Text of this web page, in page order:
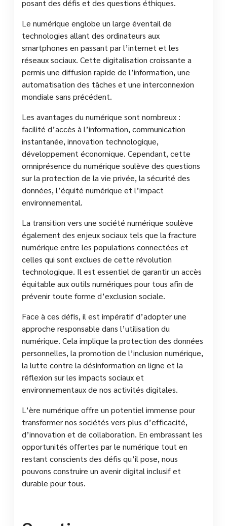
posant des défis et des questions éthiques.
Le numérique englobe un large éventail de
technologies allant des ordinateurs aux
smartphones en passant par l’internet et les
réseaux sociaux. Cette digitalisation croissante a
permis une diffusion rapide de l’information, une
automatisation des tâches et une interconnexion
mondiale sans précédent.
Les avantages du numérique sont nombreux :
facilité d’accès à l’information, communication
instantanée, innovation technologique,
développement économique. Cependant, cette
omniprésence du numérique soulève des questions
sur la protection de la vie privée, la sécurité des
données, l’équité numérique et l’impact
environnemental.
La transition vers une société numérique soulève
également des enjeux sociaux tels que la fracture
numérique entre les populations connectées et
celles qui sont exclues de cette révolution
technologique. Il est essentiel de garantir un accès
équitable aux outils numériques pour tous afin de
prévenir toute forme d’exclusion sociale.
Face à ces défis, il est impératif d’adopter une
approche responsable dans l’utilisation du
numérique. Cela implique la protection des données
personnelles, la promotion de l’inclusion numérique,
la lutte contre la désinformation en ligne et la
réflexion sur les impacts sociaux et
environnementaux de nos activités digitales.
L’ère numérique offre un potentiel immense pour
transformer nos sociétés vers plus d’efficacité,
d’innovation et de collaboration. En embrassant les
opportunités offertes par le numérique tout en
restant conscients des défis qu’il pose, nous
pouvons construire un avenir digital inclusif et
durable pour tous.